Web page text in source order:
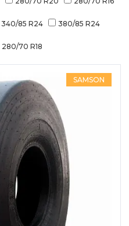
340/85 R24 380/85 R24
280/70 R18
SAMSON